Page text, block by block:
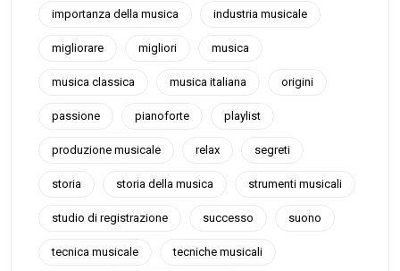
importanza della musica industria musicale
migliorare migliori musica
musica classica musica italiana origini
passione pianoforte playlist
produzione musicale relax segreti
storia storia della musica strumenti musicali
studio di registrazione successo suono
tecnica musicale tecniche musicali